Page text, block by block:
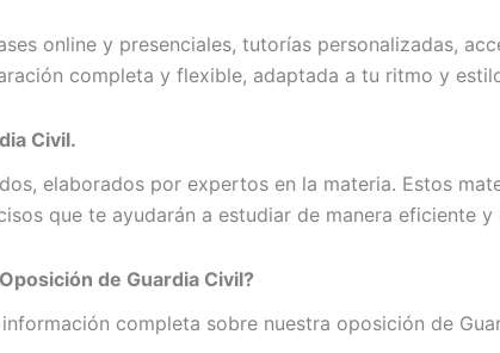
online y presenciales, tutorías personalizadas,
completa y flexible, adaptada a tu ritmo y
Civil.
elaborados por expertos en la materia. Estos
que te ayudarán a estudiar de manera eficiente y
de Guardia Civil?
completa sobre nuestra oposición de